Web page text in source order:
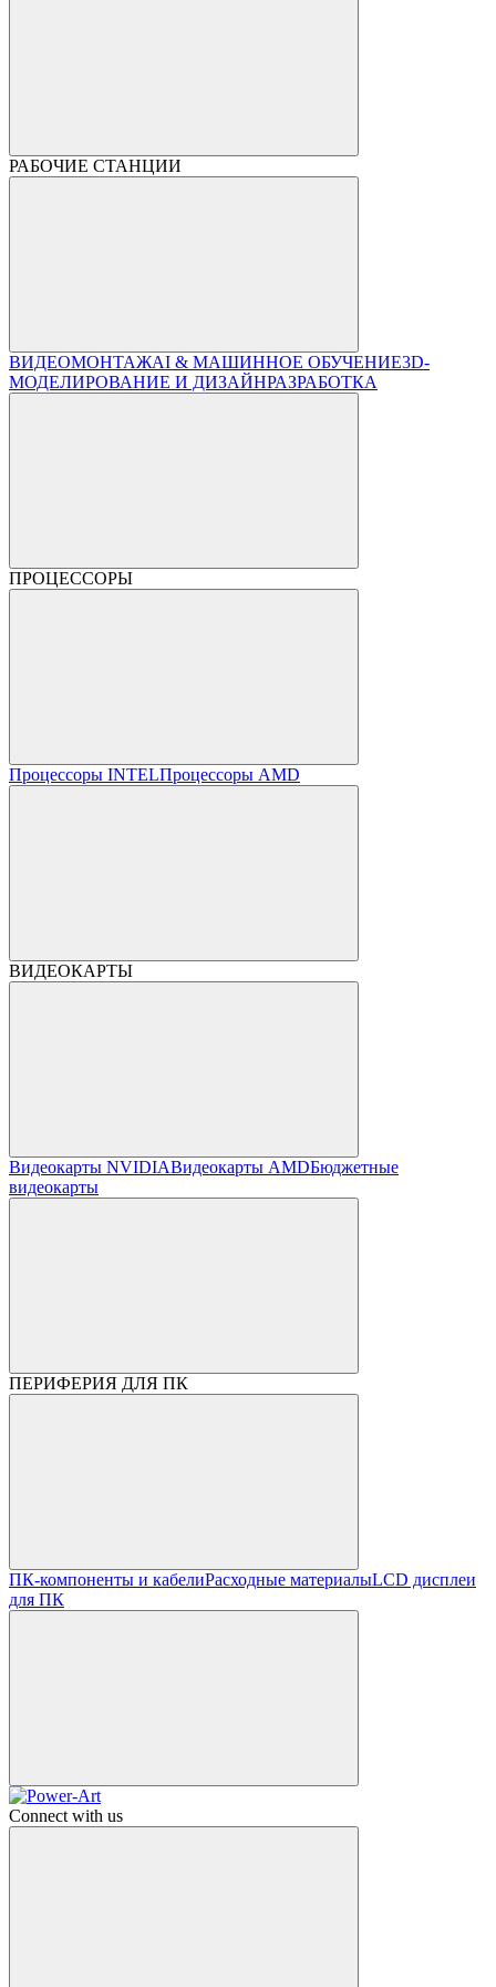
РАБОЧИЕ СТАНЦИИ
ВИДЕОМОНТАЖAI & МАШИННОЕ ОБУЧЕНИЕ3D-
МОДЕЛИРОВАНИЕ И ДИЗАЙНРАЗРАБОТКА
ПРОЦЕССОРЫ
Процессоры INTELПроцессоры AMD
ВИДЕОКАРТЫ
Видеокарты NVIDIAВидеокарты AMDБюджетные
видеокарты
ПЕРИФЕРИЯ ДЛЯ ПК
ПК-компоненты и кабелиРасходные материалыLCD дисплеи
для ПК
Connect with us